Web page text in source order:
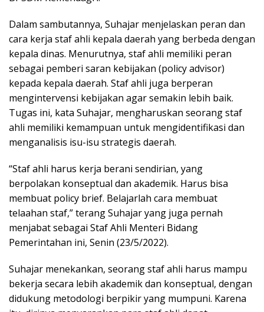
Dalam sambutannya, Suhajar menjelaskan peran dan
cara kerja staf ahli kepala daerah yang berbeda dengan
kepala dinas. Menurutnya, staf ahli memiliki peran
sebagai pemberi saran kebijakan (policy advisor)
kepada kepala daerah. Staf ahli juga berperan
mengintervensi kebijakan agar semakin lebih baik.
Tugas ini, kata Suhajar, mengharuskan seorang staf
ahli memiliki kemampuan untuk mengidentifikasi dan
menganalisis isu-isu strategis daerah.
“Staf ahli harus kerja berani sendirian, yang
berpolakan konseptual dan akademik. Harus bisa
membuat policy brief. Belajarlah cara membuat
telaahan staf,” terang Suhajar yang juga pernah
menjabat sebagai Staf Ahli Menteri Bidang
Pemerintahan ini, Senin (23/5/2022).
Suhajar menekankan, seorang staf ahli harus mampu
bekerja secara lebih akademik dan konseptual, dengan
didukung metodologi berpikir yang mumpuni. Karena